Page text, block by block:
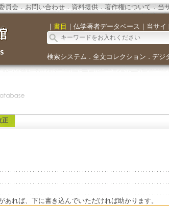
員会． お問い合わせ． 資料提供．著作権について．当
｜ 書目 ｜ 仏学著者データベース ｜ 当サイ
検索システム ． 全文コレクション ． デジ
正
れば、下に書き込んでいただければ助かります。